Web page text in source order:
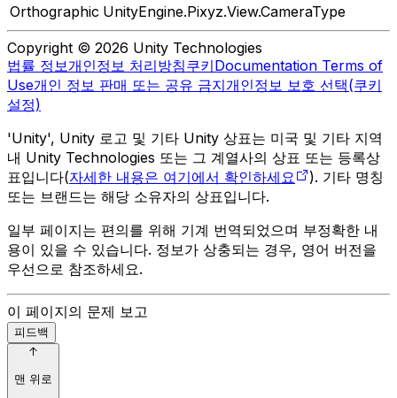
Orthographic UnityEngine.Pixyz.View.CameraType
Copyright © 2026 Unity Technologies
법률 정보개인정보 처리방침쿠키Documentation Terms of
Use개인 정보 판매 또는 공유 금지개인정보 보호 선택(쿠키
설정)
'Unity', Unity 로고 및 기타 Unity 상표는 미국 및 기타 지역
내 Unity Technologies 또는 그 계열사의 상표 또는 등록상
표입니다(자세한 내용은 여기에서 확인하세요
). 기타 명칭
또는 브랜드는 해당 소유자의 상표입니다.
일부 페이지는 편의를 위해 기계 번역되었으며 부정확한 내
용이 있을 수 있습니다. 정보가 상충되는 경우, 영어 버전을
우선으로 참조하세요.
이 페이지의 문제 보고
피드백
맨 위로